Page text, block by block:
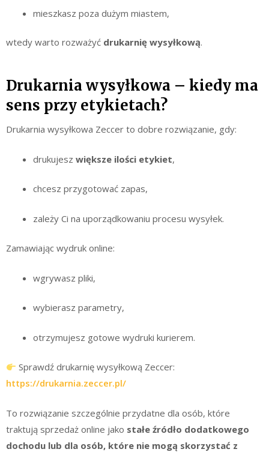
mieszkasz poza dużym miastem,
wtedy warto rozważyć drukarnię wysyłkową.
Drukarnia wysyłkowa – kiedy ma
sens przy etykietach?
Drukarnia wysyłkowa Zeccer to dobre rozwiązanie, gdy:
drukujesz większe ilości etykiet,
chcesz przygotować zapas,
zależy Ci na uporządkowaniu procesu wysyłek.
Zamawiając wydruk online:
wgrywasz pliki,
wybierasz parametry,
otrzymujesz gotowe wydruki kurierem.
Sprawdź drukarnię wysyłkową Zeccer:
https://drukarnia.zeccer.pl/
To rozwiązanie szczególnie przydatne dla osób, które
traktują sprzedaż online jako stałe źródło dodatkowego
dochodu lub dla osób, które nie mogą skorzystać z